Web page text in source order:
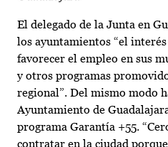
El delegado de la Junta en
los ayuntamientos “el
favorecer el empleo en sus
y otros programas
regional”. Del mismo modo
Ayuntamiento de
programa Garantía +55.
contratar en la ciudad